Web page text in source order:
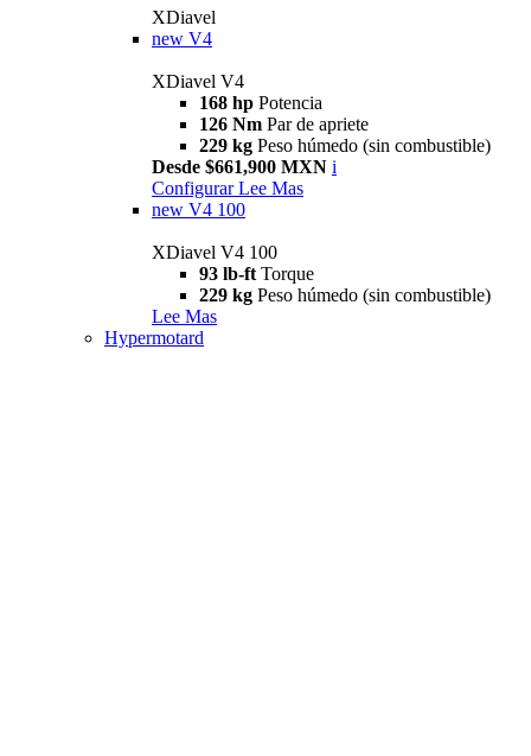
XDiavel
new V4
XDiavel V4
168 hp Potencia
126 Nm Par de apriete
229 kg Peso húmedo (sin combustible)
Desde $661,900 MXN i
Configurar Lee Mas
new V4 100
XDiavel V4 100
93 lb-ft Torque
229 kg Peso húmedo (sin combustible)
Lee Mas
Hypermotard